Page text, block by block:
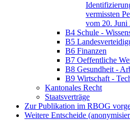
vermissten
vom 20. Juni
B4 Schule -
B5
B6 Finanzen
B7 Oeffentliche
B8 Gesundheit -
B9 Wirtschaft -
Kantonales Recht
Staatsverträge
Zur Publikation im RBOG
Weitere Entscheide